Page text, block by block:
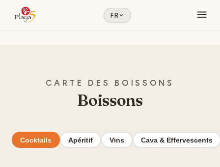
FR
CARTE DES BOISSONS
Boissons
Cocktails Apéritif Vins Cava & Effervescents